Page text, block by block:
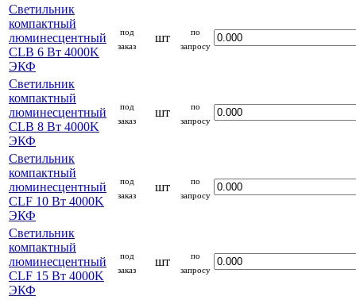
Светильник
компактный
люминесцентный
CLB 6 Вт 4000K
ЭКФ
под
заказ
шт
по
запросу
Светильник
компактный
люминесцентный
CLB 8 Вт 4000K
ЭКФ
под
заказ
шт
по
запросу
Светильник
компактный
люминесцентный
CLF 10 Вт 4000K
ЭКФ
под
заказ
шт
по
запросу
Светильник
компактный
люминесцентный
CLF 15 Вт 4000K
ЭКФ
под
заказ
шт
по
запросу